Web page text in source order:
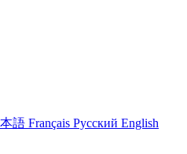
語 Français Русский English